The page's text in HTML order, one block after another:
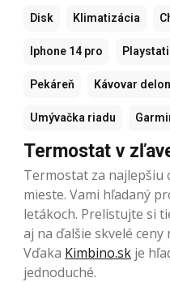
Disk Klimatizácia
Iphone 14 pro
Pekáreň Kávovar
Umývačka riadu
Termostat v
Termostat za najlepšiu
mieste. Vami hľadaný
letákoch. Prelistujte si
aj na ďalšie skvelé
Vďaka Kimbino.sk je
jednoduché.